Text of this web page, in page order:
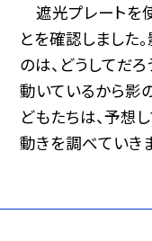
遮光プレートを
とを確認しました
のは、どうしてだ
動いているから影
どもたちは、予想
動きを調べていき